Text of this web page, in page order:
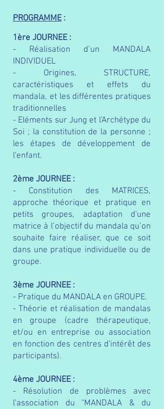
PROGRAMME:
1ère JOURNEE :
- Réalisation d’un MANDALA
INDIVIDUEL
- Origines, STRUCTURE,
caractéristiques et effets du
mandala, et les différentes pratiques
traditionnelles
- Eléments sur Jung et l'Archétype du
Soi ; la constitution de la personne ;
les étapes de développement de
l'enfant.
2ème JOURNEE :
- Constitution des MATRICES,
approche théorique et pratique en
petits groupes, adaptation d'une
matrice à l’objectif du mandala qu’on
souhaite faire réaliser, que ce soit
dans une pratique individuelle ou de
groupe.
3ème JOURNEE :
- Pratique du MANDALA en GROUPE.
- Théorie et réalisation de mandalas
en groupe (cadre thérapeutique,
et/ou en entreprise ou association
en fonction des centres d'intérêt des
participants).
4ème JOURNEE :
- Résolution de problèmes avec
l'association du "MANDALA & du